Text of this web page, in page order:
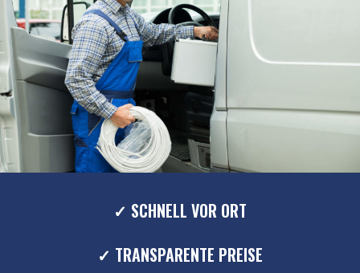
✓ SCHNELL VOR ORT
✓ TRANSPARENTE PREISE